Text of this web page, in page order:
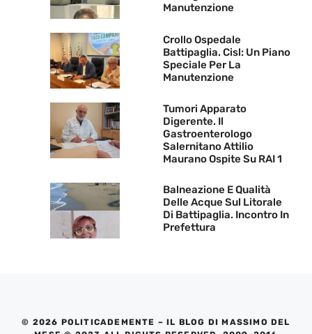
Manutenzione
Crollo Ospedale
Battipaglia. Cisl: Un Piano
Speciale Per La
Manutenzione
Tumori Apparato
Digerente. Il
Gastroenterologo
Salernitano Attilio
Maurano Ospite Su RAI 1
Balneazione E Qualità
Delle Acque Sul Litorale
Di Battipaglia. Incontro In
Prefettura
© 2026 POLITICADEMENTE – IL BLOG DI MASSIMO DEL